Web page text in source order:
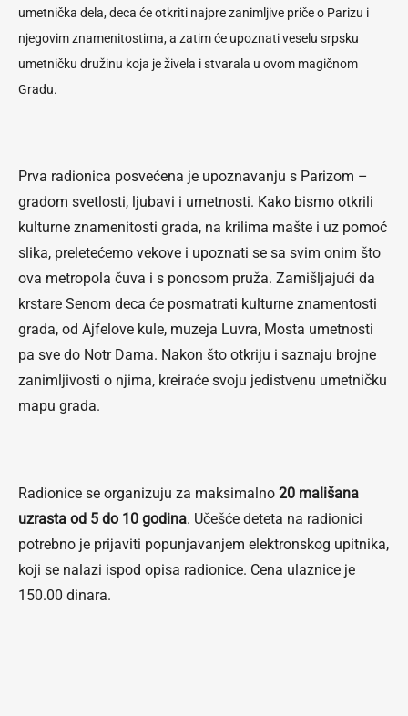
umetnička dela, deca će otkriti najpre zanimljive priče o Parizu i
njegovim znamenitostima, a zatim će upoznati veselu srpsku
umetničku družinu koja je živela i stvarala u ovom magičnom
Gradu.
Prva radionica posvećena je upoznavanju s Parizom –
gradom svetlosti, ljubavi i umetnosti. Kako bismo otkrili
kulturne znamenitosti grada, na krilima mašte i uz pomoć
slika, preletećemo vekove i upoznati se sa svim onim što
ova metropola čuva i s ponosom pruža. Zamišljajući da
krstare Senom deca će posmatrati kulturne znamentosti
grada, od Ajfelove kule, muzeja Luvra, Mosta umetnosti
pa sve do Notr Dama. Nakon što otkriju i saznaju brojne
zanimljivosti o njima, kreiraće svoju jedistvenu umetničku
mapu grada.
Radionice se organizuju za maksimalno 20 mališana
uzrasta od 5 do 10 godina. Učešće deteta na radionici
potrebno je prijaviti popunjavanjem elektronskog upitnika,
koji se nalazi ispod opisa radionice. Cena ulaznice je
150.00 dinara.